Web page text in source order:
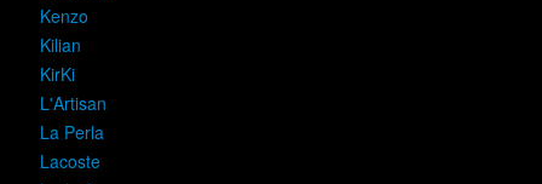
Kenzo
Kilian
KirKi
L'Artisan
La Perla
Lacoste